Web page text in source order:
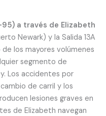
a través de Elizabeth
Newark) y la Salida 13A
los mayores volúmenes
segmento de
Los accidentes por
de carril y los
lesiones graves en
de Elizabeth navegan